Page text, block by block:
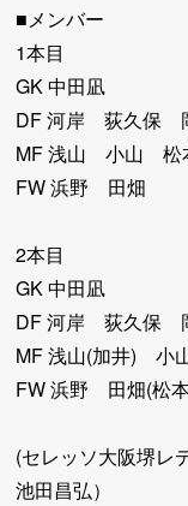
■メンバー
1本目
GK 中田凪
DF 河岸 荻久保
MF 浅山 小山 松
FW 浜野 田畑
2本目
GK 中田凪
DF 河岸 荻久保
MF 浅山(加井) 小
FW 浜野 田畑(松
(セレッソ大阪堺レ
池田昌弘）